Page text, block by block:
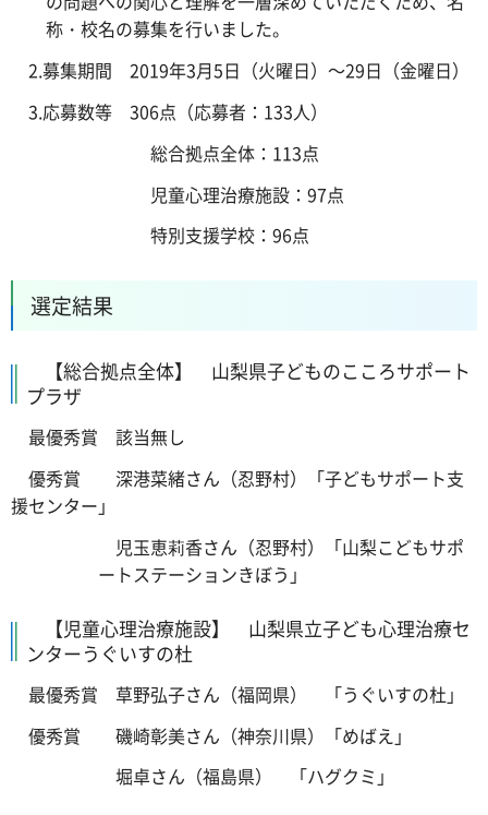
称・校名の募集を行いました。
2.募集期間 2019年3月5日（火曜日）～29日（金曜日）
3.応募数等 306点（応募者：133人）
総合拠点全体：113点
児童心理治療施設：97点
特別支援学校：96点
選定結果
【総合拠点全体】 山梨県子どものこころサポート
プラザ
最優秀賞 該当無し
優秀賞 深港菜緒さん（忍野村）「子どもサポート支
援センター」
児玉恵莉香さん（忍野村）「山梨こどもサポ
ートステーションきぼう」
【児童心理治療施設】 山梨県立子ども心理治療セ
ンターうぐいすの杜
最優秀賞 草野弘子さん（福岡県） 「うぐいすの杜」
優秀賞 磯崎彰美さん（神奈川県）「めばえ」
堀卓さん（福島県） 「ハグクミ」